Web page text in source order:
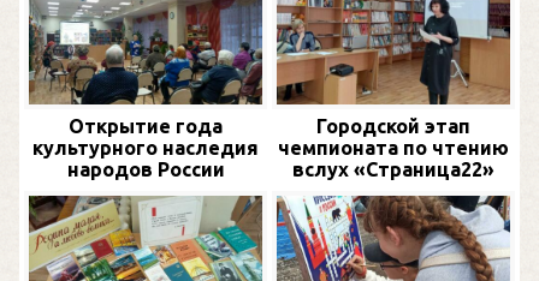
Открытие года
культурного наследия
народов России
Городской этап
чемпионата по чтению
вслух «Страница22»